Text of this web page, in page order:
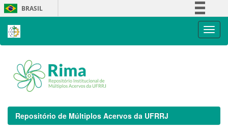
Skip
navigation
BRASIL
Repositório de Múltiplos Acervos da UFRRJ